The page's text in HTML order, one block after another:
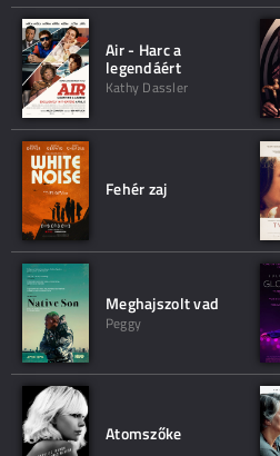
Air - Harc a
legendáért
Kathy Dassler
Fehér zaj
Meghajszolt vad
Peggy
Atomszőke